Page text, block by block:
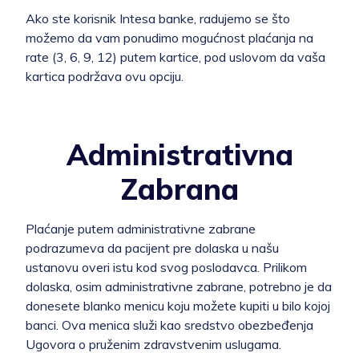
Ako ste korisnik Intesa banke, radujemo se što
možemo da vam ponudimo mogućnost plaćanja na
rate (3, 6, 9, 12) putem kartice, pod uslovom da vaša
kartica podržava ovu opciju.
Administrativna
Zabrana
Plaćanje putem administrativne zabrane
podrazumeva da pacijent pre dolaska u našu
ustanovu overi istu kod svog poslodavca. Prilikom
dolaska, osim administrativne zabrane, potrebno je da
donesete blanko menicu koju možete kupiti u bilo kojoj
banci. Ova menica služi kao sredstvo obezbeđenja
Ugovora o pruženim zdravstvenim uslugama.